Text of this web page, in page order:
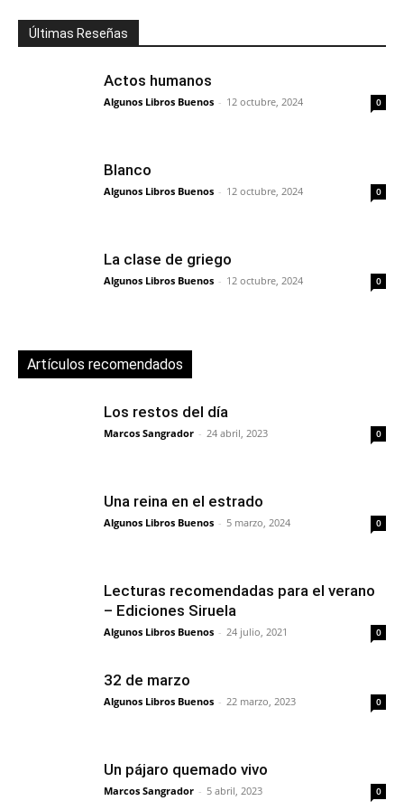
Últimas Reseñas
Actos humanos
Algunos Libros Buenos - 12 octubre, 2024 0
Blanco
Algunos Libros Buenos - 12 octubre, 2024 0
La clase de griego
Algunos Libros Buenos - 12 octubre, 2024 0
Artículos recomendados
Los restos del día
Marcos Sangrador - 24 abril, 2023 0
Una reina en el estrado
Algunos Libros Buenos - 5 marzo, 2024 0
Lecturas recomendadas para el verano
– Ediciones Siruela
Algunos Libros Buenos - 24 julio, 2021 0
32 de marzo
Algunos Libros Buenos - 22 marzo, 2023 0
Un pájaro quemado vivo
Marcos Sangrador - 5 abril, 2023 0